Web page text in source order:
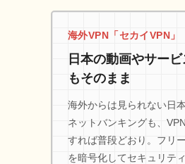
海外VPN「セカイVPN」
日本の動画やサー
もそのまま
海外からは見られない日
ネットバンキングも、
すれば普段どおり。フリ
を暗号化してセキュリテ